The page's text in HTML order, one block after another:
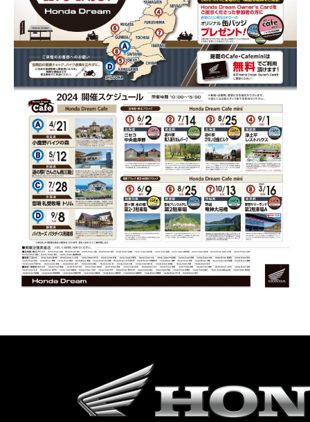
法人向けサービス
お問い合わせ
福島県
ホンダドリーム 郡山
ホンダドリーム 葛飾
ホンダドリーム 大田
ホンダドリーム 立川
神奈川県
ホンダドリーム 磯子
ホンダドリーム 横浜都筑
ホンダドリーム 横浜旭
ホンダドリーム 横浜緑
ホンダドリーム 一宮
ホンダドリーム 豊橋
ホンダドリーム 名古屋上小田井
岐阜県
ホンダドリーム 岐阜
ホンダドリーム 豊中
京都府
ホンダドリーム 京都伏見
ホンダドリーム 京都右京
ホンダドリーム 京都北山
兵庫県
ホンダドリーム 神戸灘
ホンダドリーム 西宮甲子園
徳島県
ホンダドリーム 徳島
香川県
ホンダドリーム 高松
高知県
ホンダドリーム 高知
ホンダドリーム 福岡西
熊本県
ホンダドリーム 熊本